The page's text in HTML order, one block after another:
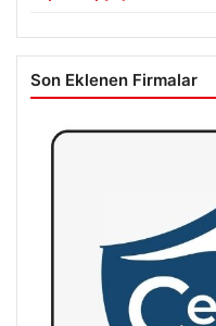
Son Eklenen Firmalar